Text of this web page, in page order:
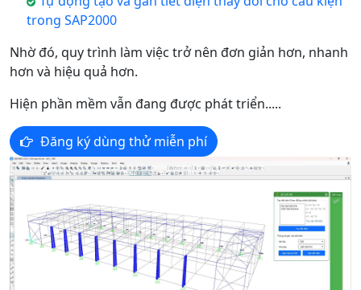
trong SAP2000
Nhờ đó, quy trình làm việc trở nên đơn giản hơn, nhanh
hơn và hiệu quả hơn.
Hiện phần mềm vẫn đang được phát triển.....
Đăng ký dùng thử miễn phí